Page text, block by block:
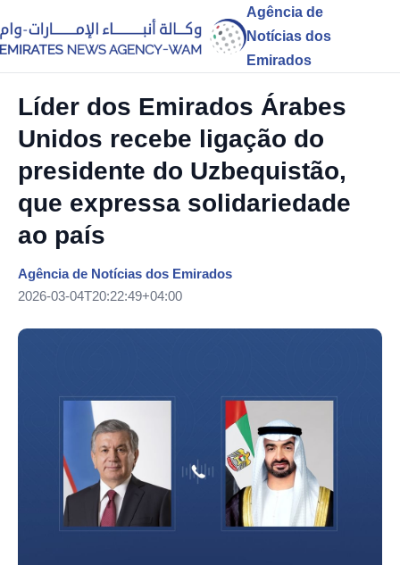
Agência de
Notícias dos
Emirados
Líder dos Emirados Árabes
Unidos recebe ligação do
presidente do Uzbequistão,
que expressa solidariedade
ao país
Agência de Notícias dos Emirados
2026-03-04T20:22:49+04:00